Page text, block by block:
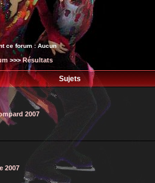
ce forum : Aucun
>>>Résultats
Sujets
2007
2007